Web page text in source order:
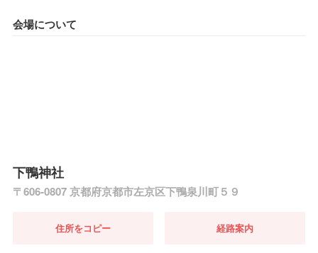
会場について
下鴨神社
〒606-0807 京都府京都市左京区下鴨泉川町５９
住所をコピー 経路案内